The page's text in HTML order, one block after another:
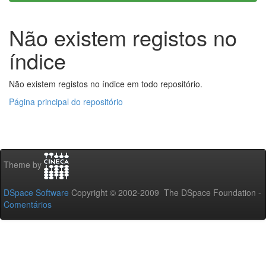
Não existem registos no
índice
Não existem registos no índice em todo repositório.
Página principal do repositório
Theme by
DSpace Software Copyright © 2002-2009 The DSpace Foundation -
Comentários